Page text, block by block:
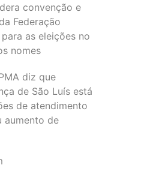
convenção e
Federação
as eleições no
nomes
diz que
de São Luís está
de atendimento
aumento de